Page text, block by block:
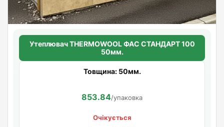
Утеплювач THERMOWOOL ФАС СТАНДАРТ 100
50мм.
Товщина: 50мм.
853.84/упаковка
Очікується